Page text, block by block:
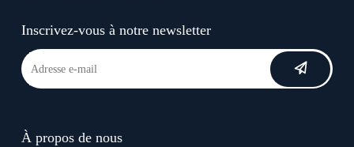
Inscrivez-vous à notre newsletter
À propos de nous